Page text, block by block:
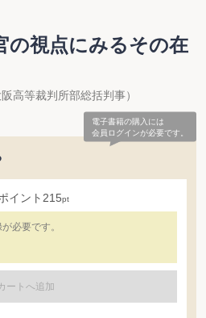
の視点にみるその在
高等裁判所部総括判事）
電子書籍の購入には
会員ログインが必要です。
イント 215pt
必要です。
ートへ追加